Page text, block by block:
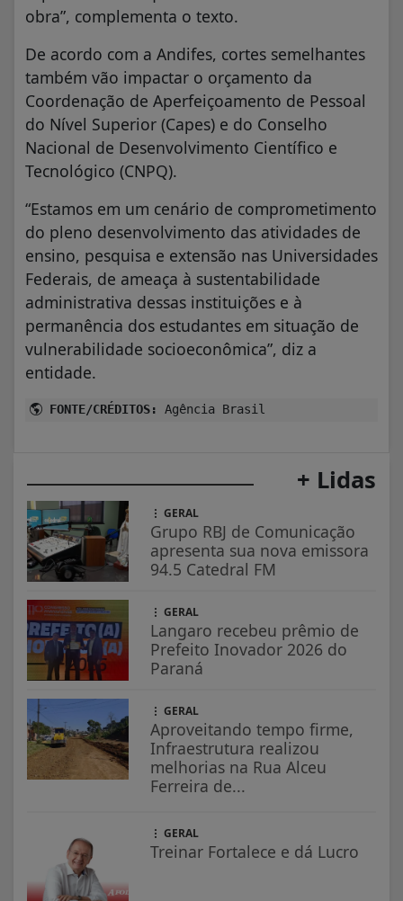
obra”, complementa o texto.
De acordo com a Andifes, cortes semelhantes
também vão impactar o orçamento da
Coordenação de Aperfeiçoamento de Pessoal
do Nível Superior (Capes) e do Conselho
Nacional de Desenvolvimento Científico e
Tecnológico (CNPQ).
“Estamos em um cenário de comprometimento
do pleno desenvolvimento das atividades de
ensino, pesquisa e extensão nas Universidades
Federais, de ameaça à sustentabilidade
administrativa dessas instituições e à
permanência dos estudantes em situação de
vulnerabilidade socioeconômica”, diz a
entidade.
FONTE/CRÉDITOS: Agência Brasil
+ Lidas
GERAL
Grupo RBJ de Comunicação
apresenta sua nova emissora
94.5 Catedral FM
GERAL
Langaro recebeu prêmio de
Prefeito Inovador 2026 do
Paraná
GERAL
Aproveitando tempo firme,
Infraestrutura realizou
melhorias na Rua Alceu
Ferreira de...
GERAL
Treinar Fortalece e dá Lucro